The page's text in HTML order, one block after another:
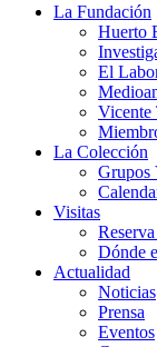
La Fundación
Huerto
El
Vicente
La Colección
Grupos
Visitas
Dónde
Actualidad
Noticias
Prensa
Eventos